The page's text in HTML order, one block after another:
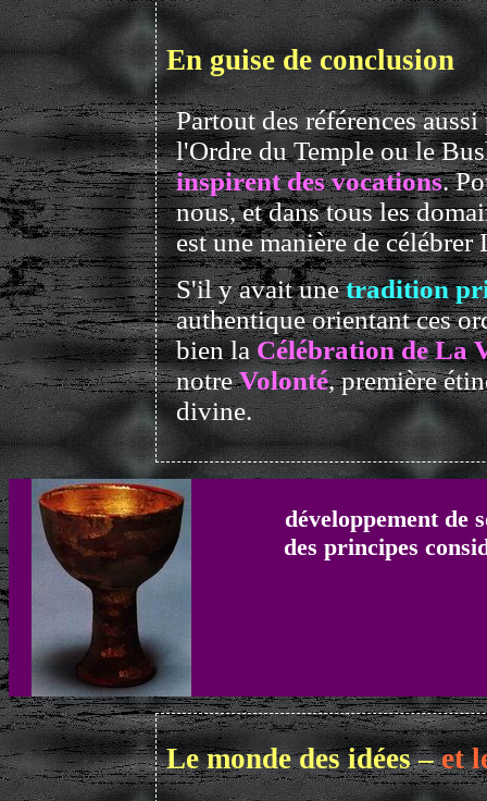
En guise de conclusion
Partout des références
l'Ordre du Temple ou le
inspirent des vocations.
nous, et dans tous les
est une manière de célébrer
S'il y avait unetradition
authentique orientant ces
bien la Célébration de La
notreVolonté, première
divine.
développement de
des principes
Le monde des idées –et